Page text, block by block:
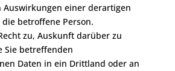
Auswirkungen einer derartigen
betroffene Person.
zu, Auskunft darüber zu
Sie betreffenden
Daten in ein Drittland oder an